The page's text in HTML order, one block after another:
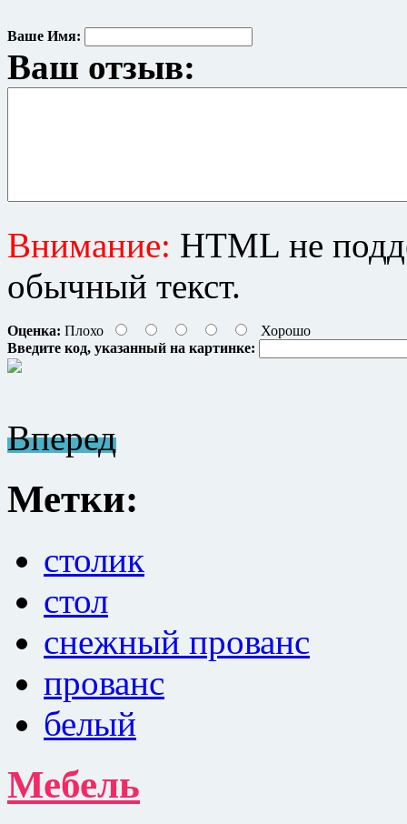
Ваше Имя:
Ваш отзыв:
Внимание: HTML не
обычный текст.
Оценка: Плохо
Хорошо
Введите код, указанный на картинке:
Вперед
Метки:
столик
стол
снежный прованс
прованс
белый
Мебель